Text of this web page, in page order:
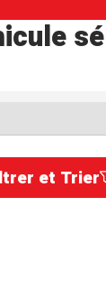
et Trier